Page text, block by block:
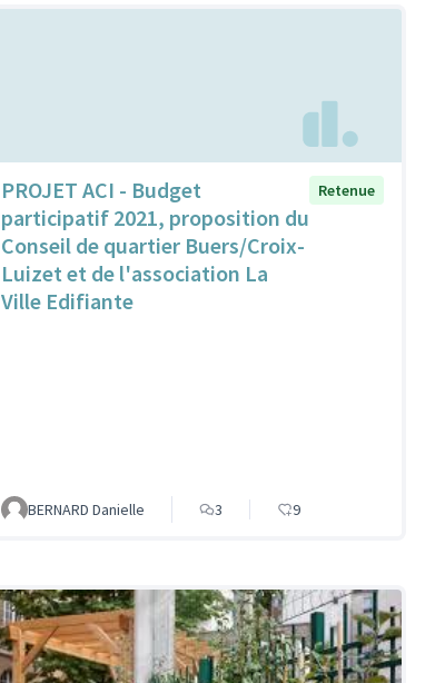
PROJET ACI - Budget
participatif 2021, proposition du
Conseil de quartier Buers/Croix-
Luizet et de l'association La
Ville Edifiante
Retenue
BERNARD Danielle 3 9